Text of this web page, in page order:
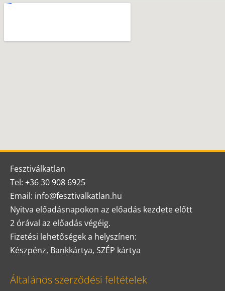
Fesztiválkatlan
Tel: +36 30 908 6925
Email: info@fesztivalkatlan.hu
Nyitva előadásnapokon az előadás kezdete előtt
2 órával az előadás végéig.
Fizetési lehetőségek a helyszínen:
Készpénz, Bankkártya, SZÉP kártya
Általános szerződési feltételek